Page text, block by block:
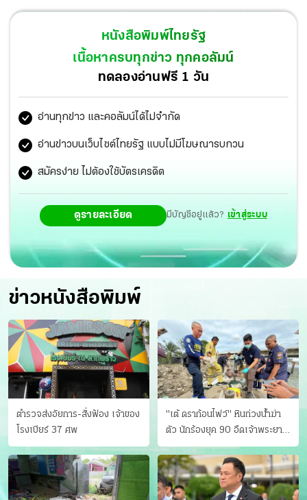
หนังสือพิมพ์ไทยรัฐ
เนื้อหาครบทุกข่าว ทุกคอลัมน์
ทดลองอ่านฟรี 1 วัน
อ่านทุกข่าว และคอลัมน์ได้ไม่จำกัด
อ่านข่าวบนเว็บไซต์ไทยรัฐ แบบไม่มีโฆษณารบกวน
สมัครง่าย ไม่ต้องใช้บัตรเครดิต
ดูรายละเอียด มีบัญชีอยู่แล้ว? เข้าสู่ระบบ
ข่าวหนังสือพิมพ์
ตำรวจส่งอัยการ-สั่งฟ้อง เจ้าของ
โรงเบียร์ 37 ศพ
"เต้ ดราก้อนไฟว์" หินถ่วงน้ำฆ่า
ตัว นักร้องยุค 90 อืดเจ้าพระยา
แฟนหาตัววุ่น เครียดธุรกิจ!